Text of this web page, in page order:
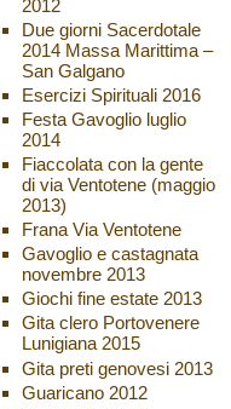
2012
Due giorni Sacerdotale
2014 Massa Marittima –
San Galgano
Esercizi Spirituali 2016
Festa Gavoglio luglio
2014
Fiaccolata con la gente
di via Ventotene (maggio
2013)
Frana Via Ventotene
Gavoglio e castagnata
novembre 2013
Giochi fine estate 2013
Gita clero Portovenere
Lunigiana 2015
Gita preti genovesi 2013
Guaricano 2012